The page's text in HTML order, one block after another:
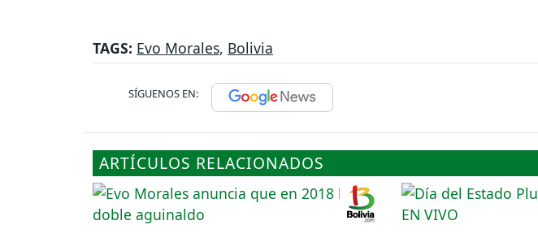
TAGS: Evo Morales, Bolivia
SÍGUENOS EN:
ARTÍCULOS RELACIONADOS